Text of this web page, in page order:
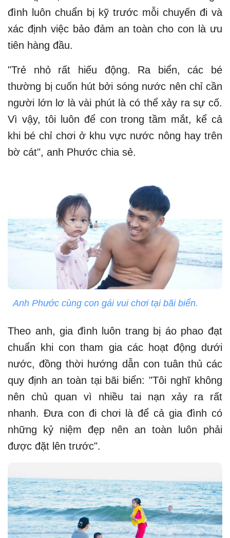
đình luôn chuẩn bị kỹ trước mỗi chuyến đi và
xác định việc bảo đảm an toàn cho con là ưu
tiên hàng đầu.
"Trẻ nhỏ rất hiếu động. Ra biển, các bé
thường bị cuốn hút bởi sóng nước nên chỉ cần
người lớn lơ là vài phút là có thể xảy ra sự cố.
Vì vậy, tôi luôn để con trong tầm mắt, kể cả
khi bé chỉ chơi ở khu vực nước nông hay trên
bờ cát", anh Phước chia sẻ.
Anh Phước cùng con gái vui chơi tại bãi biển.
Theo anh, gia đình luôn trang bị áo phao đạt
chuẩn khi con tham gia các hoạt động dưới
nước, đồng thời hướng dẫn con tuân thủ các
quy định an toàn tại bãi biển: "Tôi nghĩ không
nên chủ quan vì nhiều tai nạn xảy ra rất
nhanh. Đưa con đi chơi là để cả gia đình có
những kỷ niệm đẹp nên an toàn luôn phải
được đặt lên trước".